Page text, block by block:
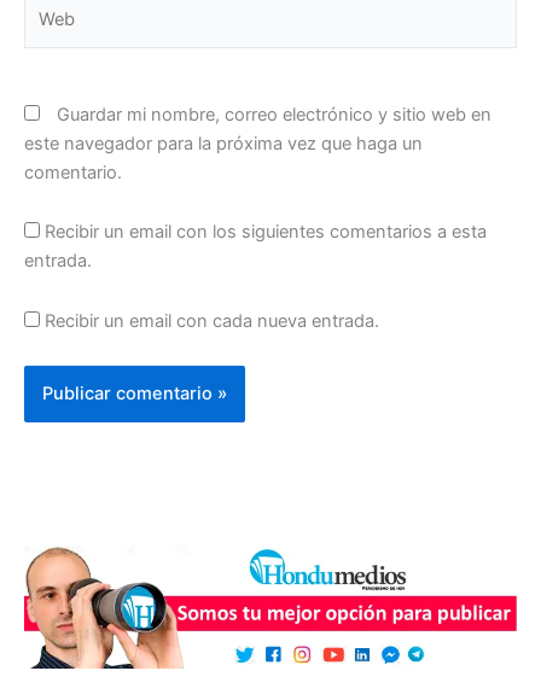
Guardar mi nombre, correo electrónico y sitio web en
este navegador para la próxima vez que haga un
comentario.
Recibir un email con los siguientes comentarios a esta
entrada.
Recibir un email con cada nueva entrada.